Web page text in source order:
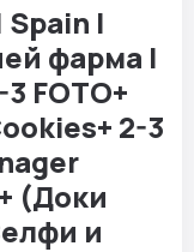
|
фарма |
FOTO+
2-3
(Доки
и